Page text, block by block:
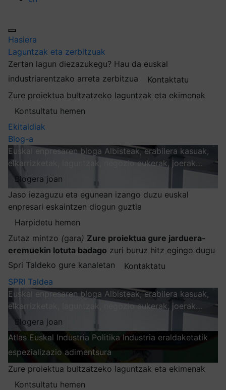
Hasiera
Laguntzak eta zerbitzuak
Zertan lagun diezazukegu? Hau da euskal
industriarentzako arreta zerbitzua
Kontaktatu
Zure proiektua bultzatzeko laguntzak eta ekimenak
Kontsultatu hemen
Ekitaldiak
Blog-a
Euskal enpresaren bloga Albisteak, erabilera kasuak,
elkarrizketak, laguntzak, negozio aukerak, joerak…
Blogera joan
Jaso iezaguzu eta egunean izango duzu euskal
enpresari eskaintzen diogun guztia
Harpidetu hemen
Zutaz mintzo (gara) Zure proiektua gure jarduera-
eremuekin lotuta badago zuri buruz hitz egingo dugu
Spri Taldeko gure kanaletan
Kontaktatu
SPRI Taldea
Euskal enpresaren bloga Albisteak, erabilera kasuak,
elkarrizketak, laguntzak, negozio aukerak, joerak…
Blogera joan
Atlas Euskal Industria Politika Industria eraldaketatik
espezializazio adimentsura
Zure proiektua bultzatzeko laguntzak eta ekimenak
Kontsultatu hemen